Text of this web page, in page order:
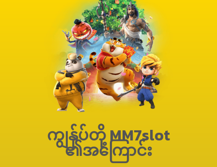
ကျွန်ုပ်တို့ MM7slot
၏အကြောင်း